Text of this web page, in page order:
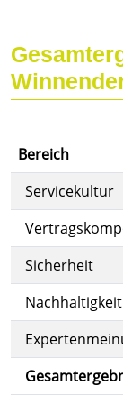
Bereich
Servicekultur
Sicherheit
Nachhaltigkeit